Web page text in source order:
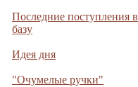
Последние поступления в
базу
Идея дня
"Очумелые ручки"